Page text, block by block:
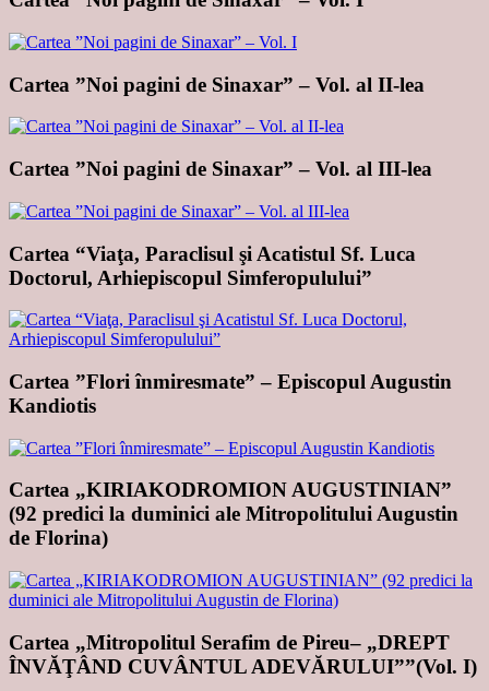
Cartea ”Noi pagini de Sinaxar” – Vol. al II-lea
Cartea ”Noi pagini de Sinaxar” – Vol. al III-lea
Cartea “Viaţa, Paraclisul şi Acatistul Sf. Luca
Doctorul, Arhiepiscopul Simferopulului”
Cartea ”Flori înmiresmate” – Episcopul Augustin
Kandiotis
Cartea „KIRIAKODROMION AUGUSTINIAN”
(92 predici la duminici ale Mitropolitului Augustin
de Florina)
Cartea „Mitropolitul Serafim de Pireu– „DREPT
ÎNVĂŢÂND CUVÂNTUL ADEVĂRULUI””(Vol. I)